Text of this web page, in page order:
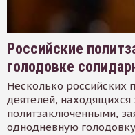
Российские
голодовке
Несколько российских
деятелей,
политзаключенными,
однодневную голодовку